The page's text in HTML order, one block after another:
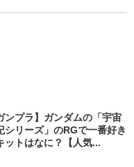
ンプラ】ガンダムの「宇宙
シリーズ」のRGで一番好き
ットはなに？【人気...